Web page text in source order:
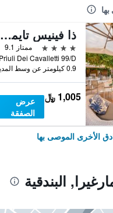
ذا فينيس تايمز هوتل، فينيت كوليكش باي آيتش جي
4 نجوم
ممتاز 9.1
0.9 كيلومتر عن وسط المدينة
1,005 ﷼
عرض
الصفقة
الأخرى الموصى بها
البندقية